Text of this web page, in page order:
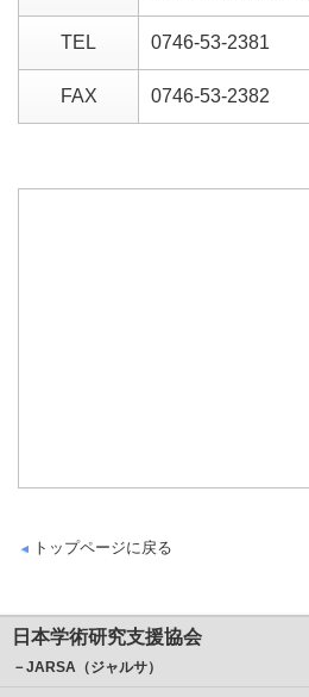
TEL 0746-53-2381
FAX 0746-53-2382
トップページに戻る
日本学術研究支援協会
－JARSA（ジャルサ）